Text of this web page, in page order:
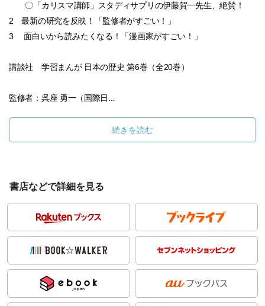
〇「カリスマ講師」スタディサプリの伊藤賀一先生、絶賛！
2 最新の研究を反映！「監修者がすごい！」
3 面白いから読みたくなる！「漫画家がすごい！」
講談社 学習まんが 日本の歴史 第6巻（全20巻）
監修者：呉座 勇一（国際日...
続きを読む
書店などで詳細を見る